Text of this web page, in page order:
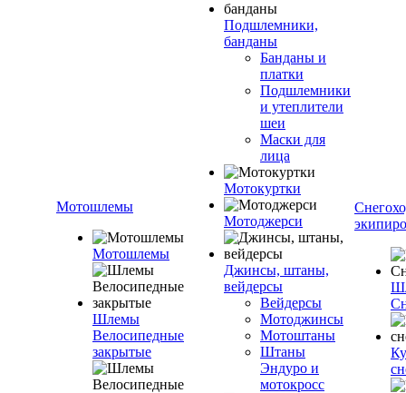
Мотошлемы
Мотошлемы
Шлемы
Велосипедные
закрытые
Подшлемники,
банданы
Банданы и
платки
Подшлемники
и утеплители
шеи
Маски для
лица
Мотокуртки
Мотоджерси
Джинсы, штаны,
вейдерсы
Вейдерсы
Мотоджинсы
Мотоштаны
Штаны
Эндуро и
мотокросс